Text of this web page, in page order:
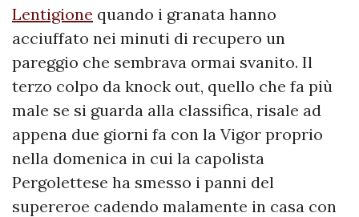
Lentigione quando i granata hanno
acciuffato nei minuti di recupero un
pareggio che sembrava ormai svanito. Il
terzo colpo da knock out, quello che fa più
male se si guarda alla classifica, risale ad
appena due giorni fa con la Vigor proprio
nella domenica in cui la capolista
Pergolettese ha smesso i panni del
supereroe cadendo malamente in casa con